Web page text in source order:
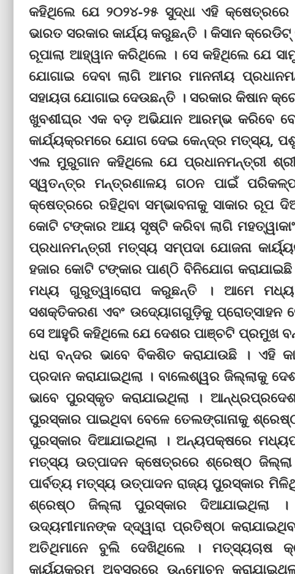
କହିଥିଲେ ଯେ ୨୦୨୪-୨୫ ସୁଦ୍ଧା ଏହି
ଭାରତ ସରକାର କାର୍ଯ୍ୟ କରୁଛନ୍ତି । କିସାନ କ୍ରେଡିଟ୍
ରୂପାଲା ଆହ୍ୱାନ କରିଥିଲେ । ସେ କହିଥିଲେ ଯେ
ଯୋଗାଇ ଦେବା ଲାଗି ଆମର ମାନନୀୟ
ସହାୟତା ଯୋଗାଇ ଦେଉଛନ୍ତି । ସରକାର କିଷାନ
ଖୁବଶୀଘ୍ର ଏକ ବଡ଼ ଅଭିଯାନ ଆରମ୍ଭ କରିବେ
କାର୍ଯ୍ୟକ୍ରମରେ ଯୋଗ ଦେଇ କେନ୍ଦ୍ର ମତ୍ସ୍ୟ,
ଏଲ ମୁରୁଗାନ କହିଥିଲେ ଯେ ପ୍ରଧାନମନ୍ତ୍ରୀ
ସ୍ୱତନ୍ତ୍ର ମନ୍ତ୍ରଣାଳୟ ଗଠନ ପାଇଁ
କ୍ଷେତ୍ରରେ ରହିଥିବା ସମ୍ଭାବନାକୁ ସାକାର
କୋଟି ଟଙ୍କାର ଆୟ ସୃଷ୍ଟି କରିବା ଲାଗି
ପ୍ରଧାନମନ୍ତ୍ରୀ ମତ୍ସ୍ୟ ସମ୍ପଦା ଯୋଜନା
ହଜାର କୋଟି ଟଙ୍କାର ପାଣ୍ଠି ବିନିଯୋଗ
ମଧ୍ୟ ଗୁରୁତ୍ୱାରୋପ କରୁଛନ୍ତି । ଆମେ ମଧ୍ୟ
ସଶକ୍ତିକରଣ ଏବଂ ଉଦ୍ୟୋଗଗୁଡ଼ିକୁ ପ୍ରୋତ୍ସାହନ
ସେ ଆହୁରି କହିଥିଲେ ଯେ ଦେଶର ପାଞ୍ଚଟି ପ୍ରମୁଖ
ଧରା ବନ୍ଦର ଭାବେ ବିକଶିତ କରାଯାଉଛି । ଏହି
ପ୍ରଦାନ କରାଯାଇଥିଲା । ବାଲେଶ୍ୱର ଜିଲ୍ଲାକୁ
ଭାବେ ପୁରସ୍କୃତ କରାଯାଇଥିଲା ।
ପୁରସ୍କାର ପାଇଥିବା ବେଳେ ତେଲଙ୍ଗାନାକୁ
ପୁରସ୍କାର ଦିଆଯାଇଥିଲା । ଅନ୍ୟପକ୍ଷରେ
ମତ୍ସ୍ୟ ଉତ୍ପାଦନ କ୍ଷେତ୍ରରେ ଶ୍ରେଷ୍ଠ
ପାର୍ବତ୍ୟ ମତ୍ସ୍ୟ ଉତ୍ପାଦନ ରାଜ୍ୟ ପୁରସ୍କାର
ଶ୍ରେଷ୍ଠ ଜିଲ୍ଲା ପୁରସ୍କାର ଦିଆଯାଇଥିଲା ।
ଉଦ୍ୟମୀମାନଙ୍କ ଦ୍‌ଦ୍ୱାରା ପ୍ରତିଷ୍ଠା
ଅତିଥିମାନେ ବୁଲି ଦେଖିଥିଲେ ।
କାର୍ୟ୍ୟକ୍ରମ ଅବସରରେ ଉନ୍ମୋଚନ